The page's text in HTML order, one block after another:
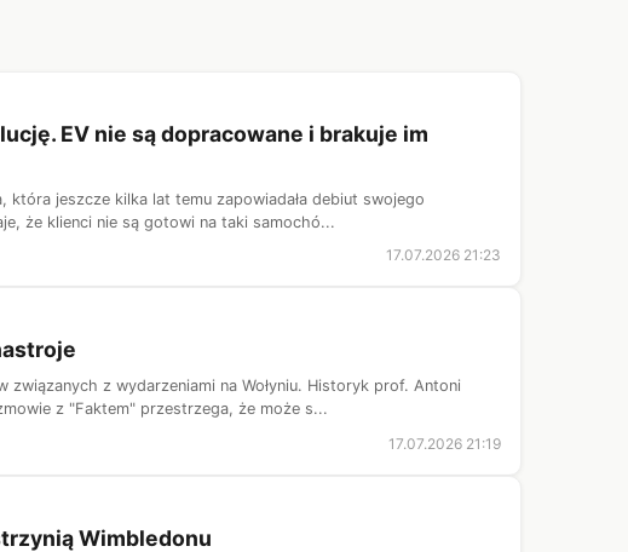
EV nie są dopracowane i brakuje im
jeszcze kilka lat temu zapowiadała debiut swojego
że klienci nie są gotowi na taki samochó...
17.07.2026 21:23
związanych z wydarzeniami na Wołyniu. Historyk prof. Antoni
z "Faktem" przestrzega, że może s...
17.07.2026 21:19
Wimbledonu